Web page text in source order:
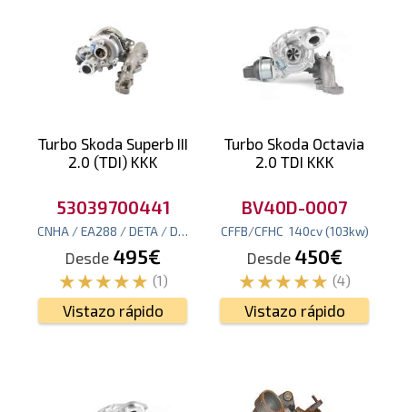
Turbo Skoda Superb III
2.0 (TDI) KKK
53039700441
CNHA / EA288 / DETA / DESA / EA288 / DDAA / DFHA 190cv
Desde 495€
(1)
Vistazo rápido
Turbo Skoda Octavia
2.0 TDI KKK
BV40D-0007
CFFB/CFHC 140cv (103kw)
Desde 450€
(4)
Vistazo rápido